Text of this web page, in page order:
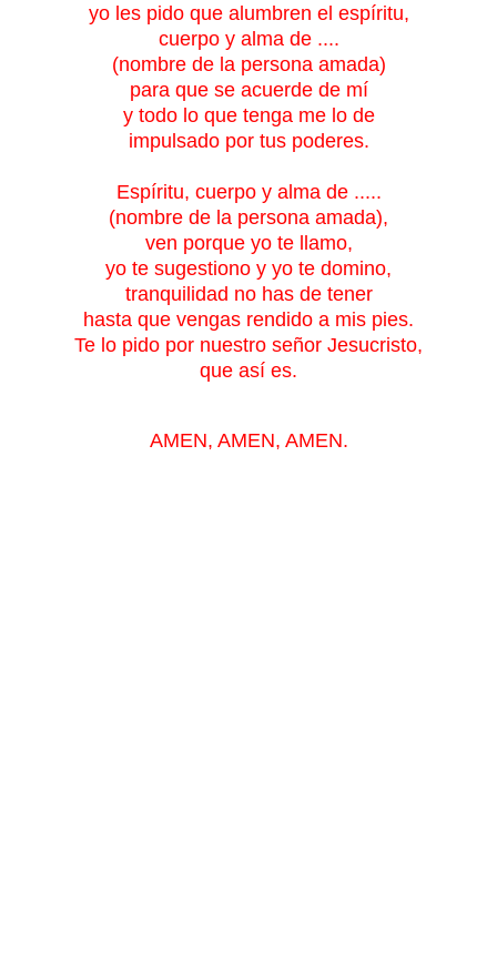
yo les pido que alumbren el espíritu,
cuerpo y alma de ....
(nombre de la persona amada)
para que se acuerde de mí
y todo lo que tenga me lo de
impulsado por tus poderes.
Espíritu, cuerpo y alma de .....
(nombre de la persona amada),
ven porque yo te llamo,
yo te sugestiono y yo te domino,
tranquilidad no has de tener
hasta que vengas rendido a mis pies.
Te lo pido por nuestro señor Jesucristo,
que así es.
AMEN, AMEN, AMEN.